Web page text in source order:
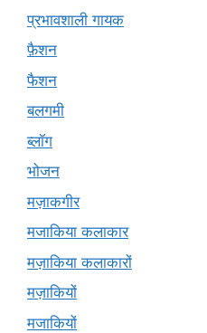
प्रभावशाली गायक
फ़ैशन
फैशन
बलगमी
ब्लॉग
भोजन
मज़ाकगीर
मजाकिया कलाकार
मज़ाकिया कलाकारों
मज़ाकियों
मजाकियों